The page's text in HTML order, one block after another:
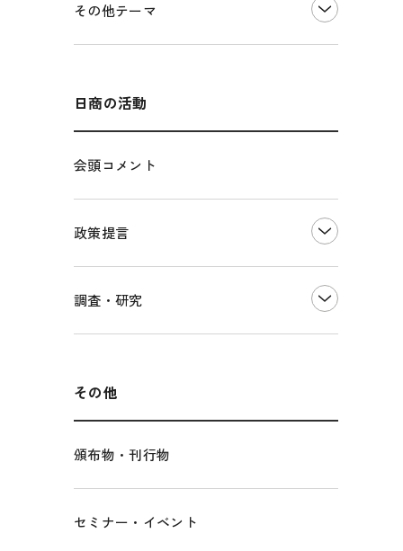
その他テーマ
多様な人材の活躍推進
各種制度・助成金
パートナーシップ構築宣言
海外展開イニシアティブ
輸出管理体制構築支援
日商の活動
会頭コメント
政策提言
国土強靭化・社会基盤整備・震災復興
調査・研究
その他
頒布物・刊行物
セミナー・イベント